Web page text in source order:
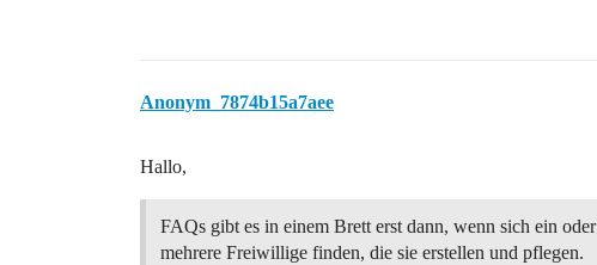
Anonym_7874b15a7aee
Hallo,
FAQs gibt es in einem Brett erst dann, wenn sich ein oder
mehrere Freiwillige finden, die sie erstellen und pflegen.